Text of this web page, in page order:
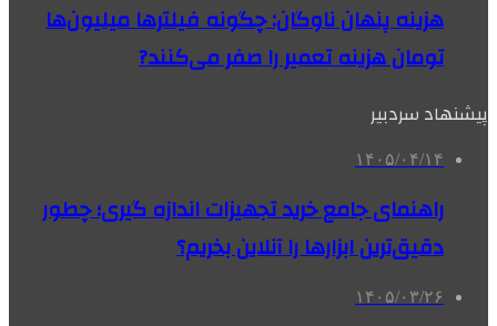
هزینه پنهان ناوگان: چگونه فیلترها میلیون‌ها
تومان هزینه تعمیر را صفر می‌کنند?
پیشنهاد سردبیر
۱۴۰۵/۰۴/۱۴
راهنمای جامع خرید تجهیزات اندازه گیری؛ چطور
دقیق‌ترین ابزارها را آنلاین بخریم؟
۱۴۰۵/۰۳/۲۶